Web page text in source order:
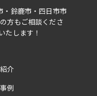
・鈴鹿市・四日市市
方もご相談くださ
たします！
介
例